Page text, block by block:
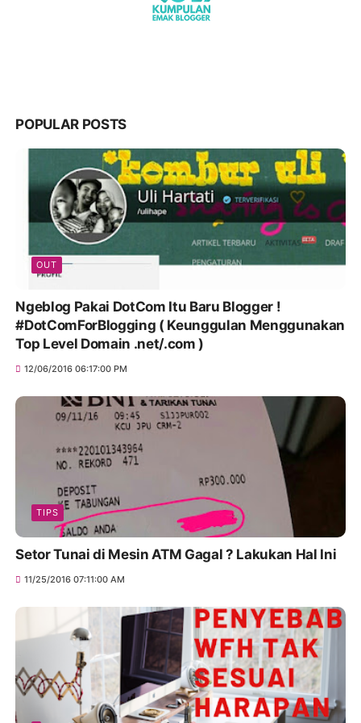
POPULAR POSTS
OUT
Ngeblog Pakai DotCom Itu Baru Blogger !
#DotComForBlogging ( Keunggulan Menggunakan
Top Level Domain .net/.com )
12/06/2016 06:17:00 PM
TIPS
Setor Tunai di Mesin ATM Gagal ? Lakukan Hal Ini
11/25/2016 07:11:00 AM